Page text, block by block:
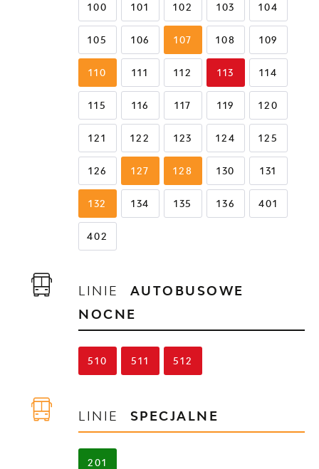
100 101 102 103 104
105 106 107 108 109
110 111 112 113 114
115 116 117 119 120
121 122 123 124 125
126 127 128 130 131
132 134 135 136 401
402
LINIE AUTOBUSOWE
NOCNE
510 511 512
LINIE SPECJALNE
201